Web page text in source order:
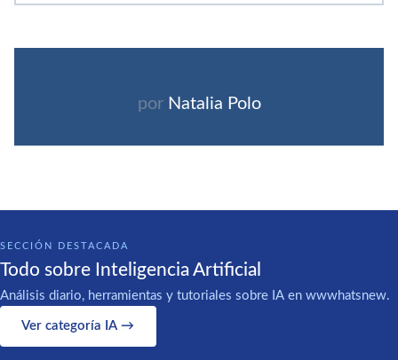
por Natalia Polo
SECCIÓN DESTACADA
Todo sobre Inteligencia Artificial
Análisis diario, herramientas y tutoriales sobre IA en wwwhatsnew.
Ver categoría IA →